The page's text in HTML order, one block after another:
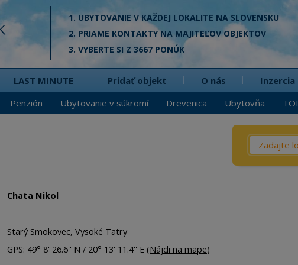
1. UBYTOVANIE V KAŽDEJ LOKALITE NA SLOVENSKU
2. PRIAME KONTAKTY NA MAJITEĽOV OBJEKTOV
3. VYBERTE SI Z 3667 PONÚK
Penzión Ubytovanie v súkromí Drevenica Ubytovňa
LAST MINUTE Pridať objekt O nás Inzercia
Čo? /
Chata Nikol
Starý Smokovec, Vysoké Tatry
GPS: 49° 8' 26.6'' N / 20° 13' 11.4'' E (Nájdi na mape)